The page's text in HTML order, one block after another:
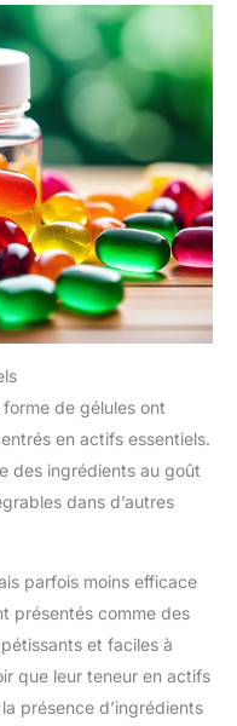
DE NOIX DE COCO —
un extrait concentré
en acides gras, pour
biotine par l’organisme.
et ongles rapide et
CHEVEUX POUR FEMME
des vitamines cheveux
ou un complément pour
Biotine avec
de l’intérieur et vous
chaque jour. UNE
EN EUROPE
référence en Europe
alimentaires,
choisissent et nous font
de nos produits. Nous
installations certifiées
chaque ingrédient
indépendant et nous
de sécurité et de
de gélules ont
en actifs essentiels.
des ingrédients au goût
dans d’autres
parfois moins efficace
présentés comme des
et faciles à
que leur teneur en actifs
présence d’ingrédients